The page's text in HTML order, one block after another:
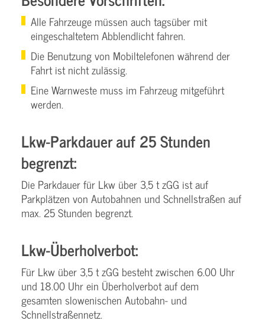
Alle Fahrzeuge müssen auch tagsüber mit
eingeschaltetem Abblendlicht fahren.
Die Benutzung von Mobiltelefonen während der
Fahrt ist nicht zulässig.
Eine Warnweste muss im Fahrzeug mitgeführt
werden.
Lkw-Parkdauer auf 25 Stunden
begrenzt:
Die Parkdauer für Lkw über 3,5 t zGG ist auf
Parkplätzen von Autobahnen und Schnellstraßen auf
max. 25 Stunden begrenzt.
Lkw-Überholverbot:
Für Lkw über 3,5 t zGG besteht zwischen 6.00 Uhr
und 18.00 Uhr ein Überholverbot auf dem
gesamten slowenischen Autobahn- und
Schnellstraßennetz.